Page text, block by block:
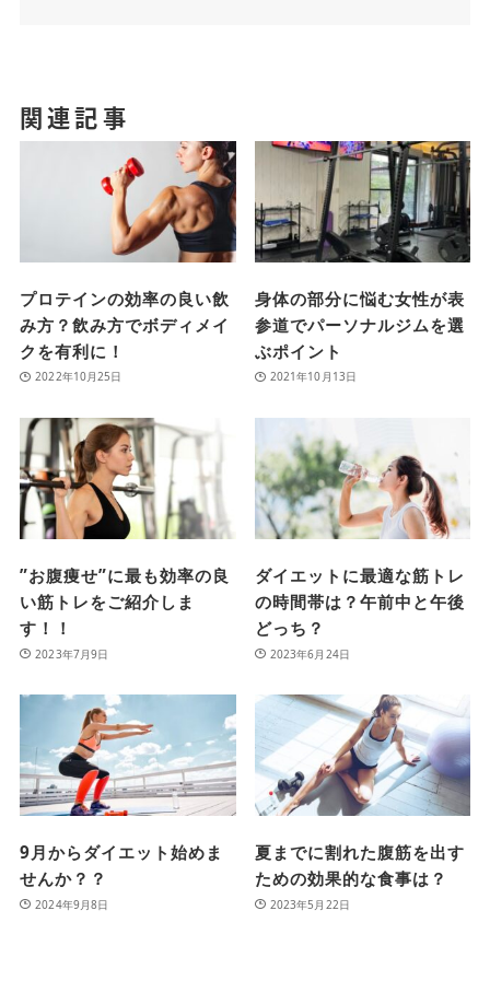
関連記事
プロテインの効率の良い飲
み方？飲み方でボディメイ
クを有利に！
2022年10月25日
身体の部分に悩む女性が表
参道でパーソナルジムを選
ぶポイント
2021年10月13日
”お腹痩せ”に最も効率の良
い筋トレをご紹介しま
す！！
2023年7月9日
ダイエットに最適な筋トレ
の時間帯は？午前中と午後
どっち？
2023年6月24日
9月からダイエット始めま
せんか？？
2024年9月8日
夏までに割れた腹筋を出す
ための効果的な食事は？
2023年5月22日